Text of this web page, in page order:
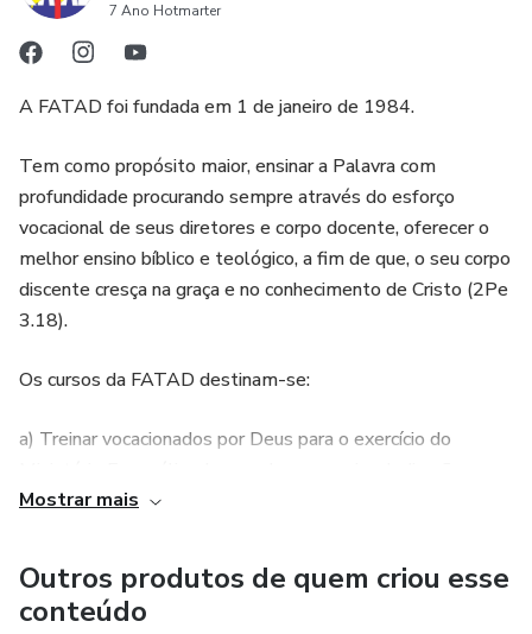
7 Ano Hotmarter
A FATAD foi fundada em 1 de janeiro de 1984.
Tem como propósito maior, ensinar a Palavra com
profundidade procurando sempre através do esforço
vocacional de seus diretores e corpo docente, oferecer o
melhor ensino bíblico e teológico, a fim de que, o seu corpo
discente cresça na graça e no conhecimento de Cristo (2Pe
3.18).
Os cursos da FATAD destinam-se:
a) Treinar vocacionados por Deus para o exercício do
preparo à chamada de Deus; e,
conhecimentos nas áreas bíblica e teológica, além de fazer
destacar suas atitudes e aptidões, de modo que possam
Mostrar mais
Outros produtos de quem criou esse
conteúdo